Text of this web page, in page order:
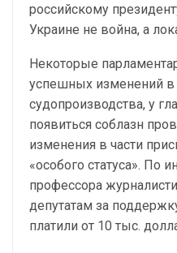
российскому
Украине не война, а
Некоторые
успешных изменений в
судопроизводства, у
появиться соблазн
изменения в части
«особого статуса». По
профессора
депутатам за
платили от 10 тыс.